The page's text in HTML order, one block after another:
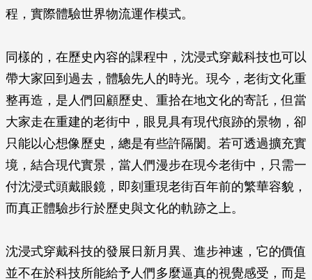
程，實際體驗世界物流運作模式。
同樣的，在歷史內容的課程中，沈浸式穿戴科技也可以
帶大家回到過去，體驗先人的時光。現今，老街文化重
整再造，是人們回顧歷史、重拾在地文化的寄託，但當
大家走在重建的老街中，眼見具有現代痕跡的景物，卻
只能以心想像歷史，總是有些許隔閡。若可透過擴充實
境，結合現代實景，當人們漫步在現今老街中，只需一
付沈浸式頭戴眼鏡，即刻重現老街百年前的繁華容貌，
而真正體驗步行於歷史與文化的軌跡之上。
沈浸式穿戴科技的發展日新月異、進步神速，它的價值
並不在於科技所能給予人們多麼逼真的視覺感受，而是